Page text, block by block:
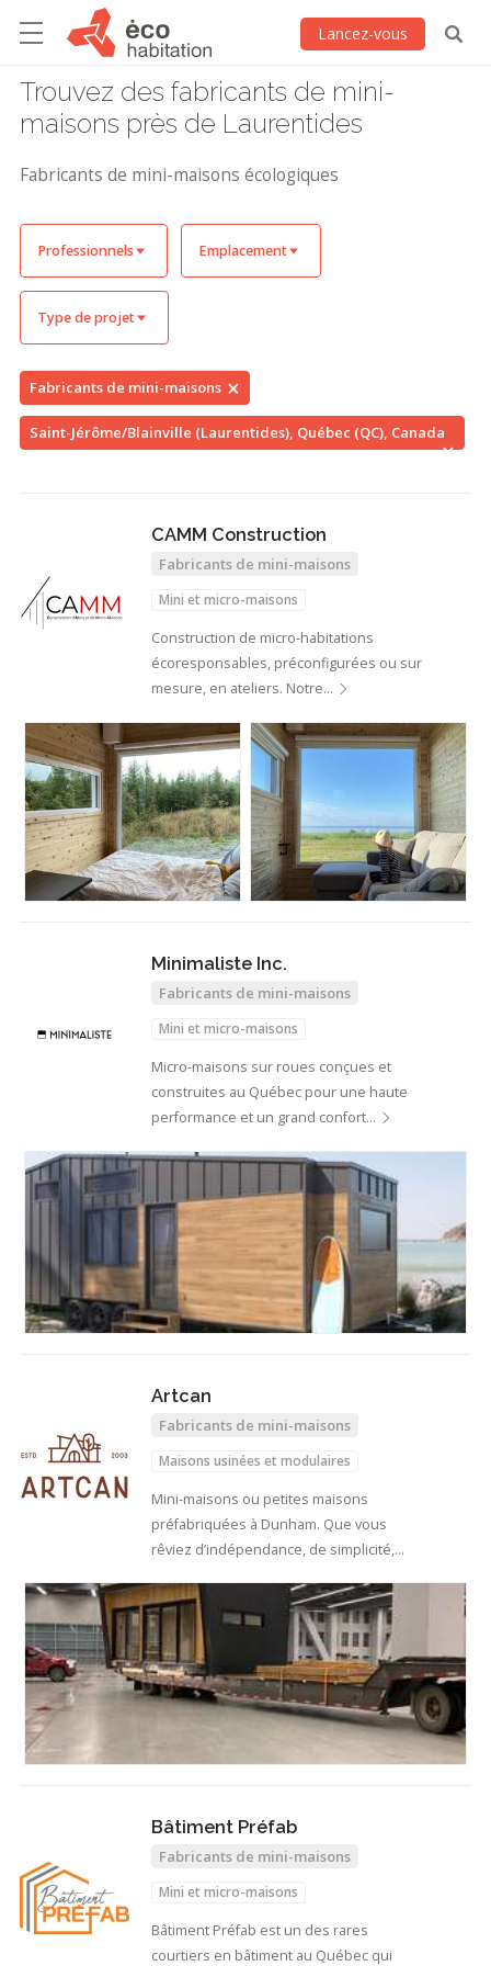
Lancez-vous
Trouvez des fabricants de mini-
maisons près de Laurentides
Fabricants de mini-maisons écologiques
Professionnels Emplacement
Type de projet
Fabricants de mini-maisons
Saint-Jérôme/Blainville (Laurentides), Québec (QC), Canada
CAMM Construction
Fabricants de mini-maisons
Mini et micro-maisons
Construction de micro-habitations
écoresponsables, préconfigurées ou sur
mesure, en ateliers. Notre…
Minimaliste Inc.
Fabricants de mini-maisons
Mini et micro-maisons
Micro-maisons sur roues conçues et
construites au Québec pour une haute
performance et un grand confort…
Artcan
Fabricants de mini-maisons
Maisons usinées et modulaires
Mini-maisons ou petites maisons
préfabriquées à Dunham. Que vous
rêviez d’indépendance, de simplicité,
Bâtiment Préfab
Fabricants de mini-maisons
Mini et micro-maisons
Bâtiment Préfab est un des rares
courtiers en bâtiment au Québec qui